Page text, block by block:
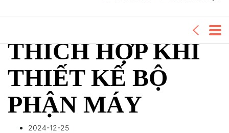
CHỌN THÉP
THÍCH HỢP KHI
THIẾT KẾ BỘ
PHẬN MÁY
2024-12-25